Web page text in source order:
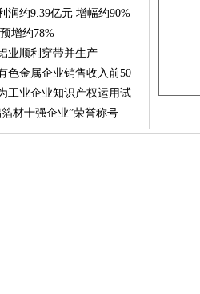
润约9.39亿元 增幅约90%
增约78%
业顺利穿带并生产
色金属企业销售收入前50
工业企业知识产权运用试
材十强企业”荣誉称号